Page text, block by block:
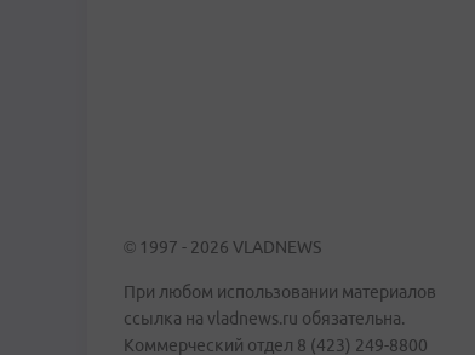
© 1997 - 2026 VLADNEWS
При любом использовании материалов
ссылка на vladnews.ru обязательна.
Коммерческий отдел 8 (423) 249-8800